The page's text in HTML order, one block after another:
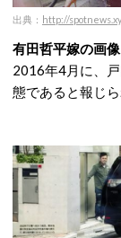
出典： http://
有田哲平嫁の画像
2016年4月に、
態であると報じら